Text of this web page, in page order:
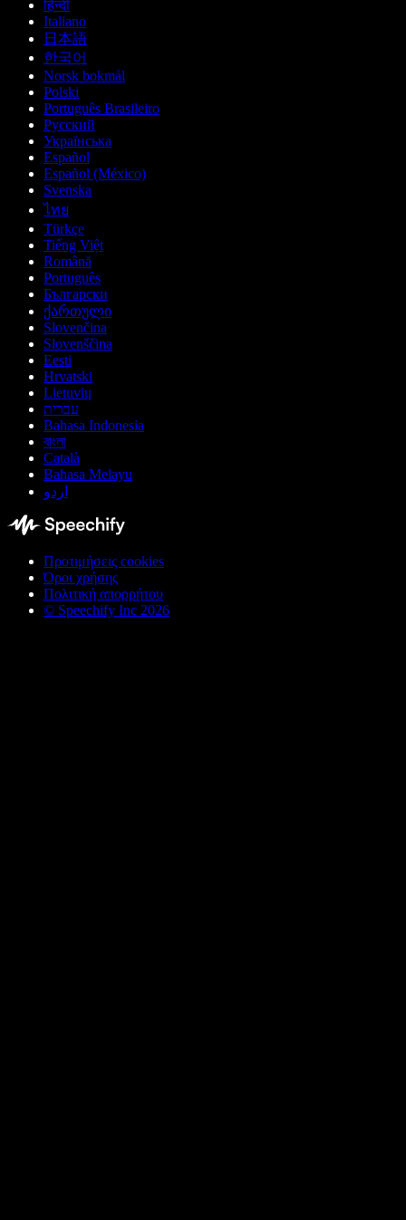
हिन्दी
Italiano
日本語
한국어
Norsk bokmål
Polski
Português Brasileiro
Русский
Українська
Español
Español (México)
Svenska
ไทย
Türkçe
Tiếng Việt
Română
Português
Български
ქართული
Slovenčina
Slovenščina
Eesti
Hrvatski
Lietuvių
עברית
Bahasa Indonesia
বাংলা
Català
Bahasa Melayu
اردو
Προτιμήσεις cookies
Όροι χρήσης
Πολιτική απορρήτου
© Speechify Inc 2026